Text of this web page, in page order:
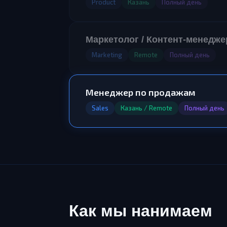
Product Казань Полный день
Маркетолог / Контент-
Marketing Remote Полный день
Менеджер по продажам
Sales Казань / Remote Полный день
Как мы нанимаем